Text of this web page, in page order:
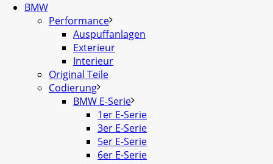
BMW
Performance
Auspuffanlagen
Exterieur
Interieur
Original Teile
Codierung
BMW E-Serie
1er E-Serie
3er E-Serie
5er E-Serie
6er E-Serie